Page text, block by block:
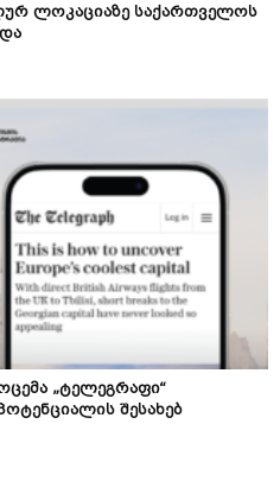
ლოკაციაზე საქართველოს
„ტელეგრაფი“
შესახებ